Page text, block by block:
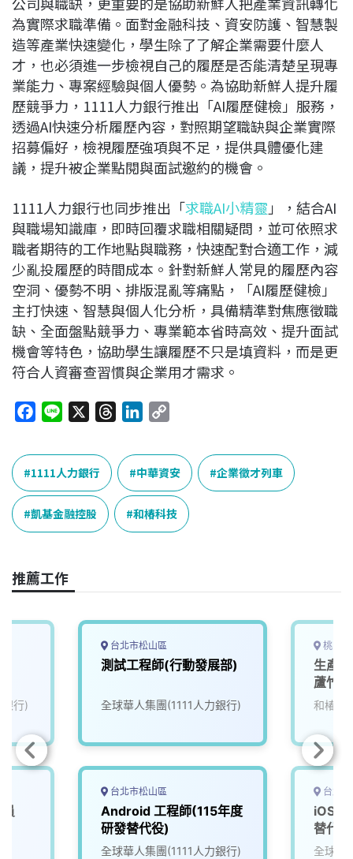
為實際求職準備。面對金融科技、資安防護、智慧製
造等產業快速變化，學生除了了解企業需要什麼人
才，也必須進一步檢視自己的履歷是否能清楚呈現專
業能力、專案經驗與個人優勢。為協助新鮮人提升履
歷競爭力，1111人力銀行推出「AI履歷健檢」服務，
透過AI快速分析履歷內容，對照期望職缺與企業實際
招募偏好，檢視履歷強項與不足，提供具體優化建
議，提升被企業點閱與面試邀約的機會。
1111人力銀行也同步推出「求職AI小精靈 」，結合AI
與職場知識庫，即時回覆求職相關疑問，並可依照求
職者期待的工作地點與職務，快速配對合適工作，減
少亂投履歷的時間成本。針對新鮮人常見的履歷內容
空洞、優勢不明、排版混亂等痛點，「AI履歷健檢」
主打快速、智慧與個人化分析，具備精準對焦應徵職
缺、全面盤點競爭力、專業範本省時高效、提升面試
機會等特色，協助學生讓履歷不只是填資料，而是更
符合人資審查習慣與企業用才需求。
c
e
b
o
o
n
e
e
a
d
s
n
k
e
d
I
p
y
L
i
n
1111人力銀行 中華資安 企業徵才列車
凱基金融控股 和椿科技
推薦工作
行)
台北市松山區
測試工程師(行動發展部)
全球華人集團(1111人力銀行)
台北市松山區
Android 工程師(115年度
研發替代役)
全球華人集團(1111人力銀行)
桃園
生產
蘆竹
和椿科
台北
iOS
替代
全球華